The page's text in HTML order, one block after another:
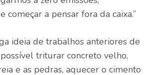
começar a pensar fora da caixa.”
ideia de trabalhos anteriores de
triturar concreto velho,
e as pedras, aquecer o cimento